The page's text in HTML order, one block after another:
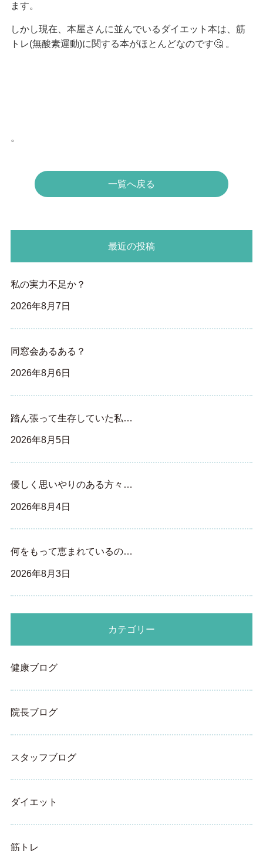
ます。
しかし現在、本屋さんに並んでいるダイエット本は、筋
トレ(無酸素運動)に関する本がほとんどなのです🤔 。
。
一覧へ戻る
最近の投稿
私の実力不足か？
2026年8月7日
同窓会あるある？
2026年8月6日
踏ん張って生存していた私…
2026年8月5日
優しく思いやりのある方々…
2026年8月4日
何をもって恵まれているの…
2026年8月3日
カテゴリー
健康ブログ
院長ブログ
スタッフブログ
ダイエット
筋トレ